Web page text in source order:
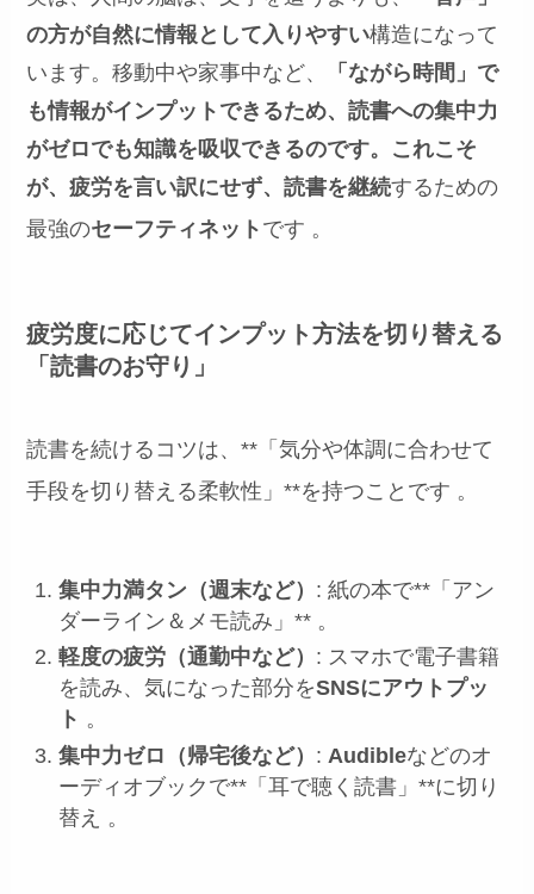
の方が自然に情報として入りやすい構造になって
います。移動中や家事中など、
「ながら時間」で
も情報がインプットできるため、読書への集中力
がゼロでも知識を吸収できるのです。これこそ
が、疲労を言い訳にせず、読書を継続するための
最強のセーフティネット です 。
疲労度に応じてインプット方法を切り替える
「読書のお守り」
読書を続けるコツは、**「気分や体調に合わせて
手段を切り替える柔軟性」**を持つことです 。
集中力満タン（週末など） : 紙の本で**「アン
ダーライン＆メモ読み」** 。
軽度の疲労（通勤中など） : スマホで電子書籍
を読み、気になった部分をSNSにアウトプッ
ト 。
集中力ゼロ（帰宅後など） : Audibleなどのオ
ーディオブックで**「耳で聴く読書」**に切り
替え 。